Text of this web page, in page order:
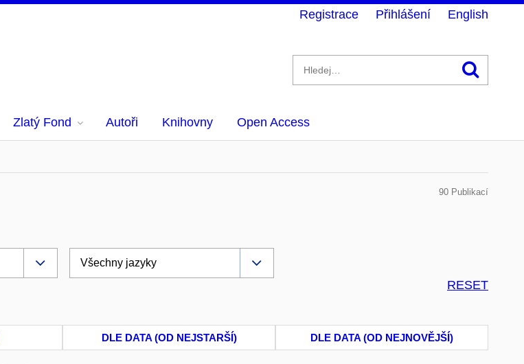
Zlatý Fond Autoři Knihovny Open Access
Registrace Přihlášení English
90 Publikací
RESET
DLE DATA (OD NEJSTARŠÍ) DLE DATA (OD NEJNOVĚJŠÍ)